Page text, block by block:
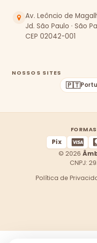
Av. Leôncio de
Jd. São Paulo · São
CEP 02042-001
NOSSOS SITES
🇵🇹
Pix
© 2026
CNPJ:
Política de